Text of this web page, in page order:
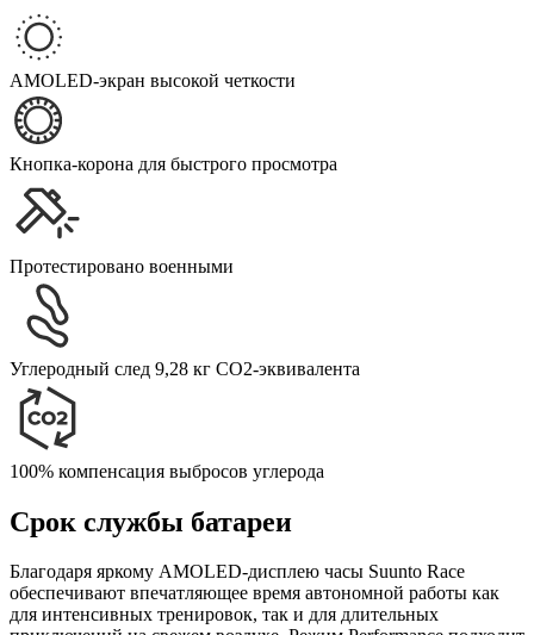
AMOLED-экран высокой четкости
Кнопка-корона для быстрого просмотра
Протестировано военными
Углеродный след 9,28 кг CO2-эквивалента
100% компенсация выбросов углерода
Срок службы батареи
Благодаря яркому AMOLED-дисплею часы Suunto Race
обеспечивают впечатляющее время автономной работы как
для интенсивных тренировок, так и для длительных